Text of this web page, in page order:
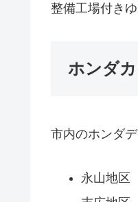
整備工場付き
ホンダ
市内のホンダ
永山地区